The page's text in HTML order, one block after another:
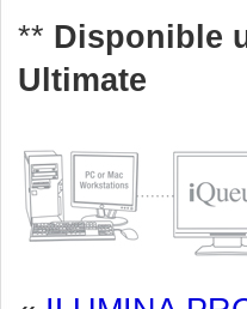
** Disponible
Ultimate